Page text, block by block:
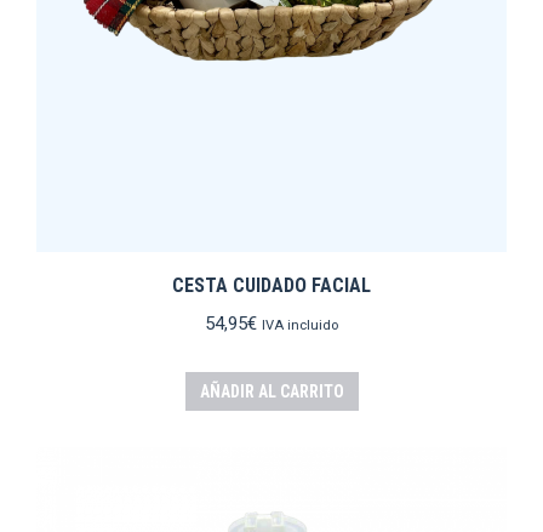
CESTA CUIDADO FACIAL
54,95€ IVA incluido
AÑADIR AL CARRITO